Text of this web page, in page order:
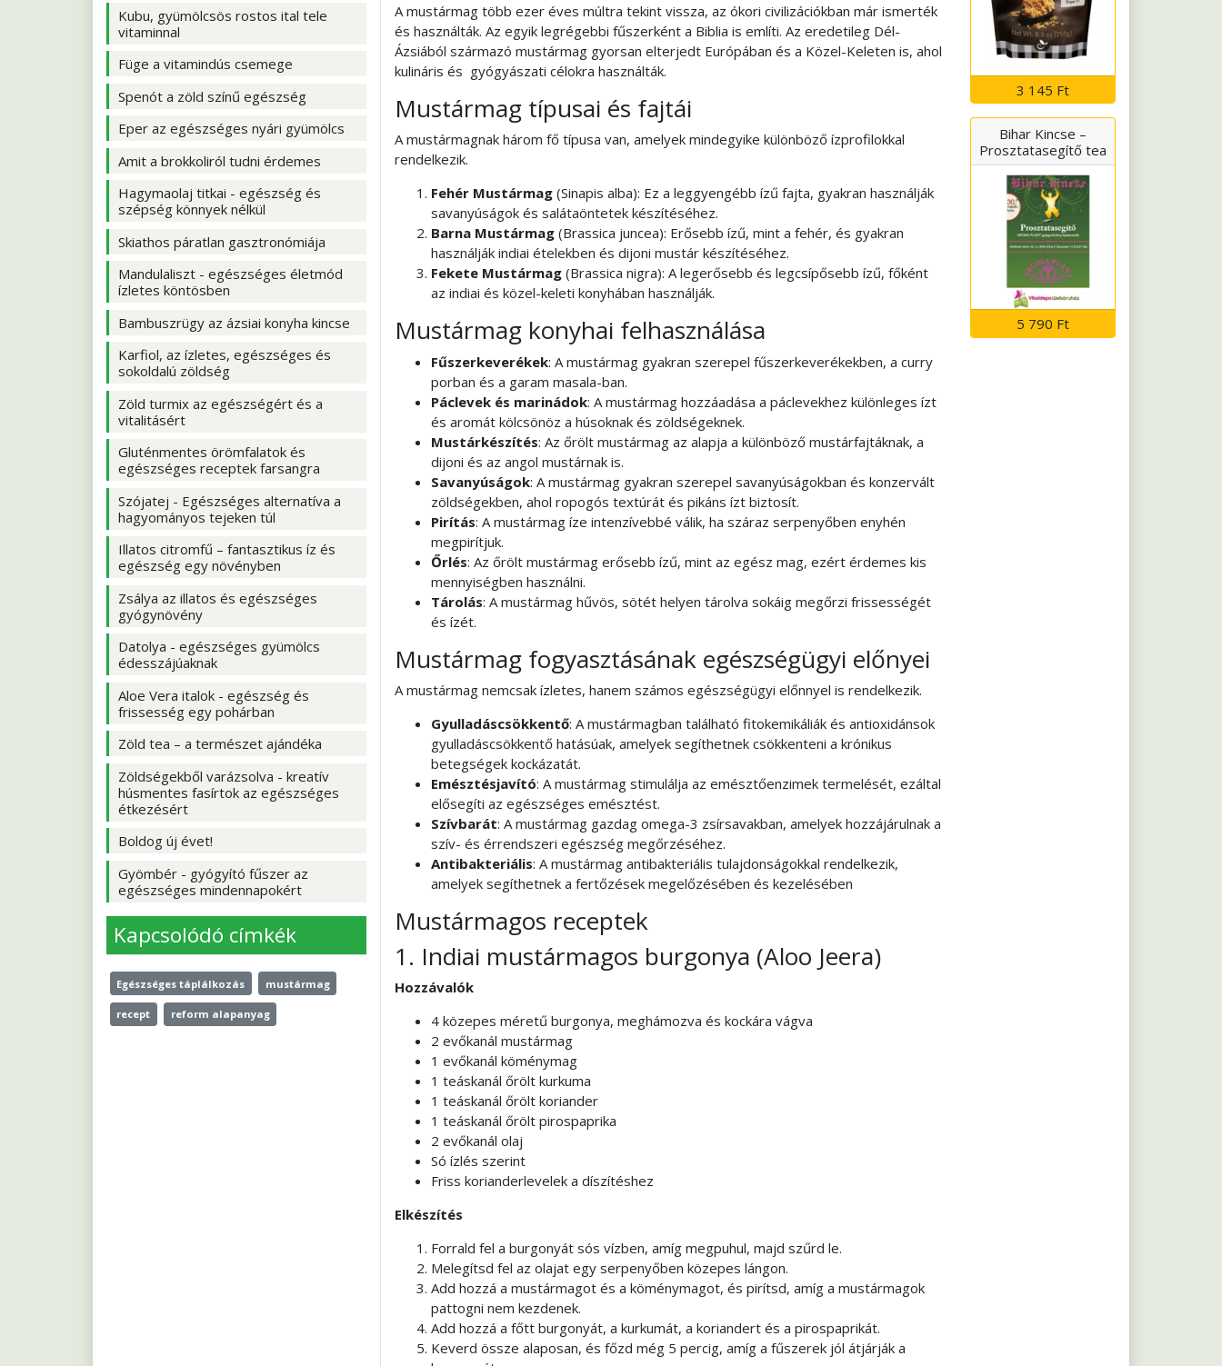
A mustármag több ezer éves múltra tekint vissza, az ókori civilizációkban már ismerték
és használták. Az egyik legrégebbi fűszerként a Biblia is említi. Az eredetileg Dél-
Ázsiából származó mustármag gyorsan elterjedt Európában és a Közel-Keleten is, ahol
kulináris és gyógyászati célokra használták.
Mustármag típusai és fajtái
A mustármagnak három fő típusa van, amelyek mindegyike különböző ízprofilokkal
rendelkezik.
Fehér Mustármag(Sinapis alba): Ez a leggyengébb ízű fajta, gyakran használják
savanyúságok és salátaöntetek készítéséhez.
Barna Mustármag(Brassica juncea): Erősebb ízű, mint a fehér, és gyakran
használják indiai ételekben és dijoni mustár készítéséhez.
Fekete Mustármag(Brassica nigra): A legerősebb és legcsípősebb ízű, főként
az indiai és közel-keleti konyhában használják.
Mustármag konyhai felhasználása
Fűszerkeverékek: A mustármag gyakran szerepel fűszerkeverékekben, a curry
porban és a garam masala-ban.
Páclevek és marinádok: A mustármag hozzáadása a páclevekhez különleges ízt
és aromát kölcsönöz a húsoknak és zöldségeknek.
Mustárkészítés: Az őrölt mustármag az alapja a különböző mustárfajtáknak, a
dijoni és az angol mustárnak is.
Savanyúságok: A mustármag gyakran szerepel savanyúságokban és konzervált
zöldségekben, ahol ropogós textúrát és pikáns ízt biztosít.
Pirítás: A mustármag íze intenzívebbé válik, ha száraz serpenyőben enyhén
megpirítjuk.
Őrlés: Az őrölt mustármag erősebb ízű, mint az egész mag, ezért érdemes kis
mennyiségben használni.
Tárolás: A mustármag hűvös, sötét helyen tárolva sokáig megőrzi frissességét
és ízét.
Mustármag fogyasztásának egészségügyi előnyei
A mustármag nemcsak ízletes, hanem számos egészségügyi előnnyel is rendelkezik.
Gyulladáscsökkentő: A mustármagban található fitokemikáliák és antioxidánsok
gyulladáscsökkentő hatásúak, amelyek segíthetnek csökkenteni a krónikus
betegségek kockázatát.
Emésztésjavító: A mustármag stimulálja az emésztőenzimek termelését, ezáltal
elősegíti az egészséges emésztést.
Szívbarát: A mustármag gazdag omega-3 zsírsavakban, amelyek hozzájárulnak a
szív- és érrendszeri egészség megőrzéséhez.
Antibakteriális: A mustármag antibakteriális tulajdonságokkal rendelkezik,
amelyek segíthetnek a fertőzések megelőzésében és kezelésében
Mustármagos receptek
1. Indiai mustármagos burgonya (Aloo Jeera)
Hozzávalók
4 közepes méretű burgonya, meghámozva és kockára vágva
2 evőkanál mustármag
1 evőkanál köménymag
1 teáskanál őrölt kurkuma
1 teáskanál őrölt koriander
1 teáskanál őrölt pirospaprika
2 evőkanál olaj
Só ízlés szerint
Friss korianderlevelek a díszítéshez
Elkészítés
Forrald fel a burgonyát sós vízben, amíg megpuhul, majd szűrd le.
Melegítsd fel az olajat egy serpenyőben közepes lángon.
Add hozzá a mustármagot és a köménymagot, és pirítsd, amíg a mustármagok
pattogni nem kezdenek.
Add hozzá a főtt burgonyát, a kurkumát, a koriandert és a pirospaprikát.
Keverd össze alaposan, és főzd még 5 percig, amíg a fűszerek jól átjárják a
Kubu, gyümölcsös rostos ital tele
vitaminnal
Füge a vitamindús csemege
Spenót a zöld színű egészség
Eper az egészséges nyári gyümölcs
Amit a brokkoliról tudni érdemes
Hagymaolaj titkai - egészség és
szépség könnyek nélkül
Skiathos páratlan gasztronómiája
Mandulaliszt - egészséges életmód
ízletes köntösben
Bambuszrügy az ázsiai konyha kincse
Karfiol, az ízletes, egészséges és
sokoldalú zöldség
Zöld turmix az egészségért és a
vitalitásért
Gluténmentes örömfalatok és
egészséges receptek farsangra
Szójatej - Egészséges alternatíva a
hagyományos tejeken túl
Illatos citromfű – fantasztikus íz és
egészség egy növényben
Zsálya az illatos és egészséges
gyógynövény
Datolya - egészséges gyümölcs
édesszájúaknak
Aloe Vera italok - egészség és
frissesség egy pohárban
Zöld tea – a természet ajándéka
Zöldségekből varázsolva - kreatív
húsmentes fasírtok az egészséges
étkezésért
Boldog új évet!
Gyömbér - gyógyító fűszer az
egészséges mindennapokért
Kapcsolódó címkék
Egészséges táplálkozás mustármag
recept reform alapanyag
3 145 Ft
Bihar Kincse –
Prosztatasegítő tea
5 790 Ft